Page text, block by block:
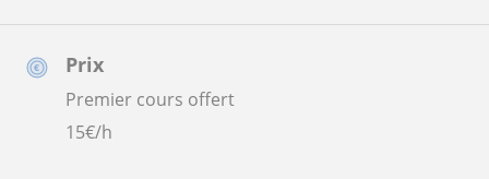
Prix
Premier cours offert
15€/h